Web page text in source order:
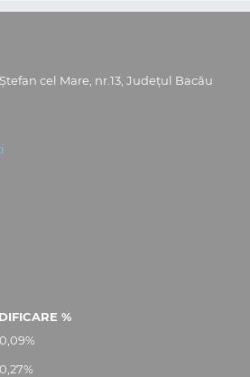
cel Mare, nr.13, Județul Bacău
%
%
%